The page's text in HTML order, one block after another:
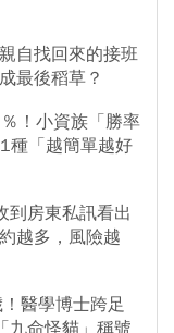
自找回來的接班
最後稻草？
！小資族「勝率
種「越簡單越好
到房東私訊看出
越多，風險越
醫學博士跨足